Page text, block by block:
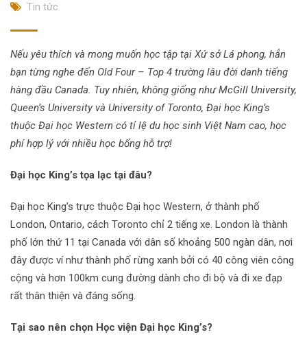
Tin tức
Nếu yêu thích và mong muốn học tập tại Xứ sở Lá phong, hẳn
bạn từng nghe đến Old Four – Top 4 trường lâu đời danh tiếng
hàng đầu Canada. Tuy nhiên, không giống như McGill University,
Queen’s University và University of Toronto, Đại học King’s
thuộc Đại học Western có tỉ lệ du học sinh Việt Nam cao, học
phí hợp lý với nhiều học bổng hỗ trợ!
Đại học King’s tọa lạc tại đâu?
Đại học King’s trực thuộc Đại học Western, ở thành phố
London, Ontario, cách Toronto chỉ 2 tiếng xe. London là thành
phố lớn thứ 11 tại Canada với dân số khoảng 500 ngàn dân, nơi
đây được ví như thành phố rừng xanh bởi có 40 công viên công
cộng và hơn 100km cung đường dành cho đi bộ và đi xe đạp
rất thân thiện và đáng sống.
Tại sao nên chọn Học viện Đại học King’s?